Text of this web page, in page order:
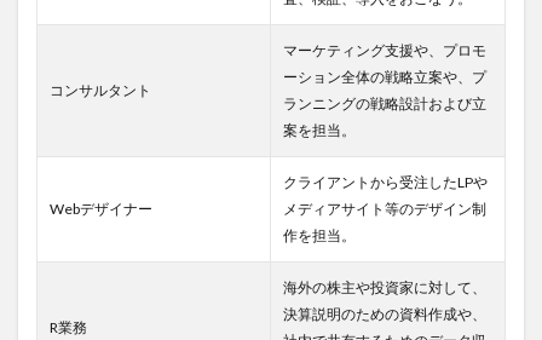
コンサルタント
マーケティング支援や、プロモ
ーション全体の戦略立案や、プ
ランニングの戦略設計および立
案を担当。
Webデザイナー
クライアントから受注したLPや
メディアサイト等のデザイン制
作を担当。
R業務
海外の株主や投資家に対して、
決算説明のための資料作成や、